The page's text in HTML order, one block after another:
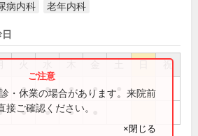
病内科 老年内科
祝
● ● ● ● ●
● ● ●
・休業の場合があります。来院前
接ご確認ください。
×閉じる